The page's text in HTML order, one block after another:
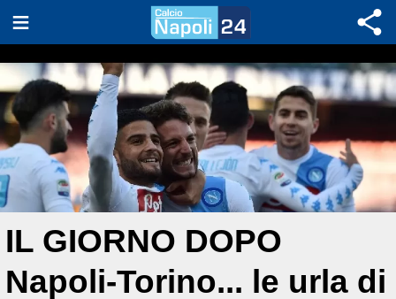
IL GIORNO DOPO
Napoli-Torino... le urla di